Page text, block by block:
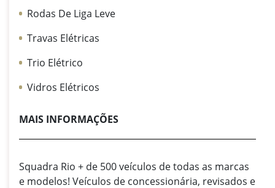
Rodas De Liga Leve
Travas Elétricas
Trio Elétrico
Vidros Elétricos
MAIS INFORMAÇÕES
Squadra Rio + de 500 veículos de todas as marcas
e modelos! Veículos de concessionária, revisados e